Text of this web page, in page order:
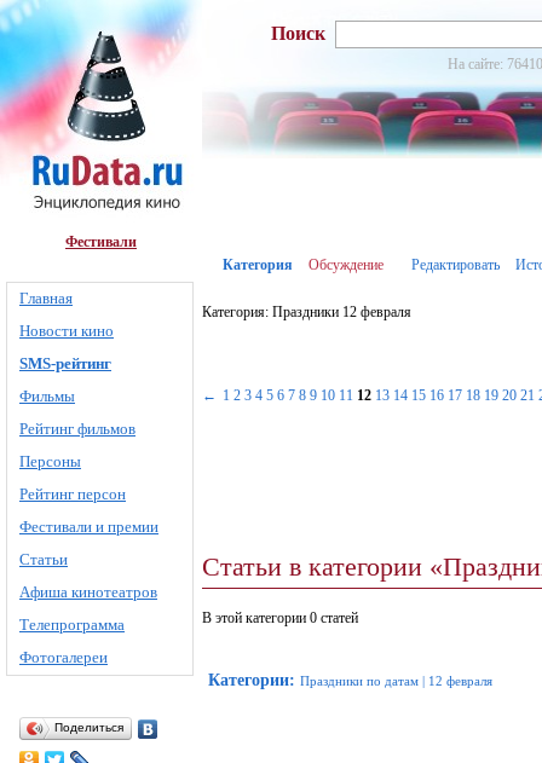
Фестивали
Главная
Новости кино
SMS-рейтинг
Фильмы
Рейтинг фильмов
Персоны
Рейтинг персон
Фестивали и премии
Статьи
Афиша кинотеатров
Телепрограмма
Фотогалереи
Поделиться
Поиск
На сайте:
Категория Обсуждение Редактировать
Категория: Праздники 12 февраля
← 1 2 3 4 5 6 7 8 9 10 11 12 13 14 15 16 17 18 19 20 21
Статьи в категории
В этой категории 0 статей
Категории: Праздники по датам | 12 февраля